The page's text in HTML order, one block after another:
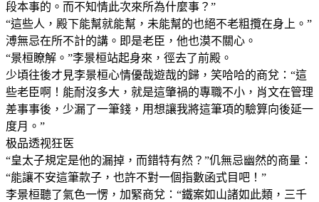
段本事的。而不知情此次來所為什麼事？”
“這些人，殿下能幫就能幫，未能幫的也絕不老粗攬在身上。”
溥無忌在所不計的講。即是老臣，他也漠不關心。
“景桓瞭解。”李景桓站起身來，徑去了前殿。
少頃往後才見李景桓心情優哉遊哉的歸，笑哈哈的商兌：“這
些老臣啊！能耐沒多大，就是這肇禍的專職不小，肖文在管理
差事事後，少漏了一筆錢，用想讓我將這筆項的驗算向後延一
度月。”
极品透视狂医
“皇太子規定是他的漏掉，而錯特有然？”仉無忌幽然的商量：
“能讓不安這筆款子，也許不對一個指數函式目吧！”
李景桓聽了氣色一愣，加緊商兌：“鐵案如山諸如此類，三千